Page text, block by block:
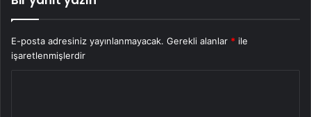
E-posta adresiniz yayınlanmayacak. Gerekli alanlar * ile
işaretlenmişlerdir